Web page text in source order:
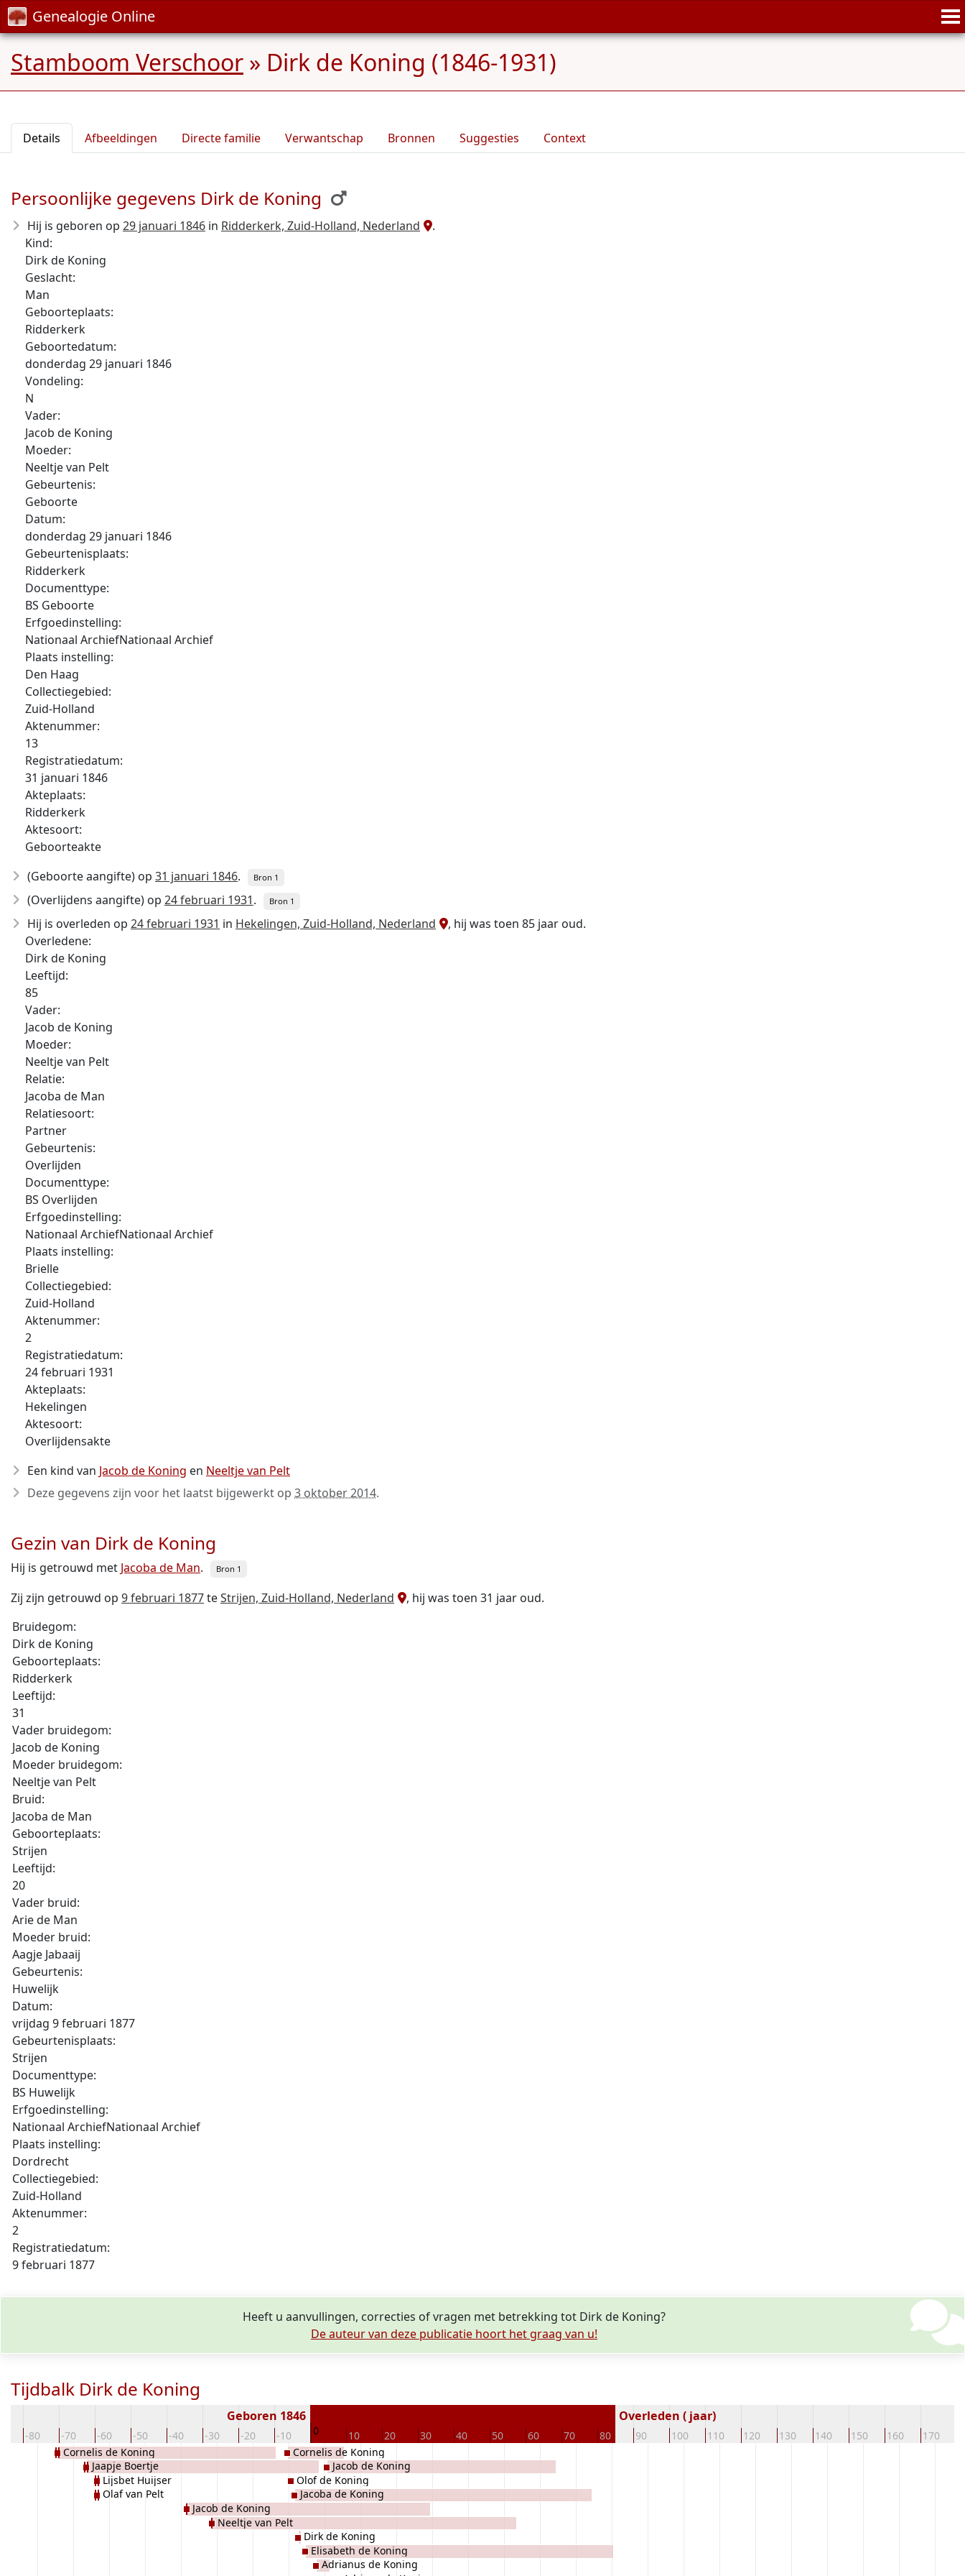
Genealogie Online
Stamboom Verschoor » Dirk de Koning (1846-1931)
Details Afbeeldingen Directe familie Verwantschap Bronnen Suggesties Context
Persoonlijke gegevens Dirk de Koning
Hij is geboren op 29 januari 1846 in Ridderkerk, Zuid-Holland, Nederland
.
Kind:
Dirk de Koning
Geslacht:
Man
Geboorteplaats:
Ridderkerk
Geboortedatum:
donderdag 29 januari 1846
Vondeling:
N
Vader:
Jacob de Koning
Moeder:
Neeltje van Pelt
Gebeurtenis:
Geboorte
Datum:
donderdag 29 januari 1846
Gebeurtenisplaats:
Ridderkerk
Documenttype:
BS Geboorte
Erfgoedinstelling:
Nationaal ArchiefNationaal Archief
Plaats instelling:
Den Haag
Collectiegebied:
Zuid-Holland
Aktenummer:
13
Registratiedatum:
31 januari 1846
Akteplaats:
Ridderkerk
Aktesoort:
Geboorteakte
(Geboorte aangifte) op 31 januari 1846. Bron 1
(Overlijdens aangifte) op 24 februari 1931. Bron 1
Hij is overleden op 24 februari 1931 in Hekelingen, Zuid-Holland, Nederland
, hij was toen 85 jaar oud.
Overledene:
Dirk de Koning
Leeftijd:
85
Vader:
Jacob de Koning
Moeder:
Neeltje van Pelt
Relatie:
Jacoba de Man
Relatiesoort:
Partner
Gebeurtenis:
Overlijden
Documenttype:
BS Overlijden
Erfgoedinstelling:
Nationaal ArchiefNationaal Archief
Plaats instelling:
Brielle
Collectiegebied:
Zuid-Holland
Aktenummer:
2
Registratiedatum:
24 februari 1931
Akteplaats:
Hekelingen
Aktesoort:
Overlijdensakte
Een kind van Jacob de Koning en Neeltje van Pelt
Deze gegevens zijn voor het laatst bijgewerkt op 3 oktober 2014.
Gezin van Dirk de Koning
Hij is getrouwd met Jacoba de Man. Bron 1
Zij zijn getrouwd op 9 februari 1877teStrijen, Zuid-Holland, Nederland
, hij was toen 31 jaar oud.
Bruidegom:
Dirk de Koning
Geboorteplaats:
Ridderkerk
Leeftijd:
31
Vader bruidegom:
Jacob de Koning
Moeder bruidegom:
Neeltje van Pelt
Bruid:
Jacoba de Man
Geboorteplaats:
Strijen
Leeftijd:
20
Vader bruid:
Arie de Man
Moeder bruid:
Aagje Jabaaij
Gebeurtenis:
Huwelijk
Datum:
vrijdag 9 februari 1877
Gebeurtenisplaats:
Strijen
Documenttype:
BS Huwelijk
Erfgoedinstelling:
Nationaal ArchiefNationaal Archief
Plaats instelling:
Dordrecht
Collectiegebied:
Zuid-Holland
Aktenummer:
2
Registratiedatum:
9 februari 1877
Heeft u aanvullingen, correcties of vragen met betrekking tot Dirk de Koning?
De auteur van deze publicatie hoort het graag van u!
Tijdbalk Dirk de Koning
-80 -70 -60 -50 -40 -30 -20 -10 0 10 20 30 40 50 60 70 80 90 100 110 120 130 140 150 160 170
Geboren 1846 Overleden ( jaar)
Cornelis de Koning
Jaapje Boertje
Lijsbet Huijser
Olaf van Pelt
Jacob de Koning
Neeltje van Pelt
Cornelis de Koning
Olof de Koning
Jacoba de Koning
Dirk de Koning
Elisabeth de Koning
Adrianus de Koning
Jacob de Koning